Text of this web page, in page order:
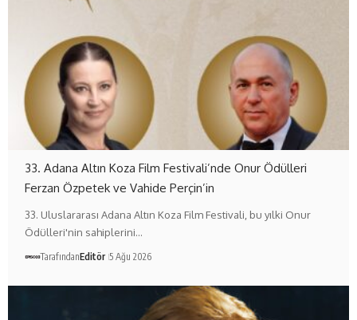
33. Adana Altın Koza Film Festivali’nde Onur Ödülleri
Ferzan Özpetek ve Vahide Perçin’in
33. Uluslararası Adana Altın Koza Film Festivali, bu yılki Onur
Ödülleri'nin sahiplerini…
TarafındanEditör 5 Ağu 2026